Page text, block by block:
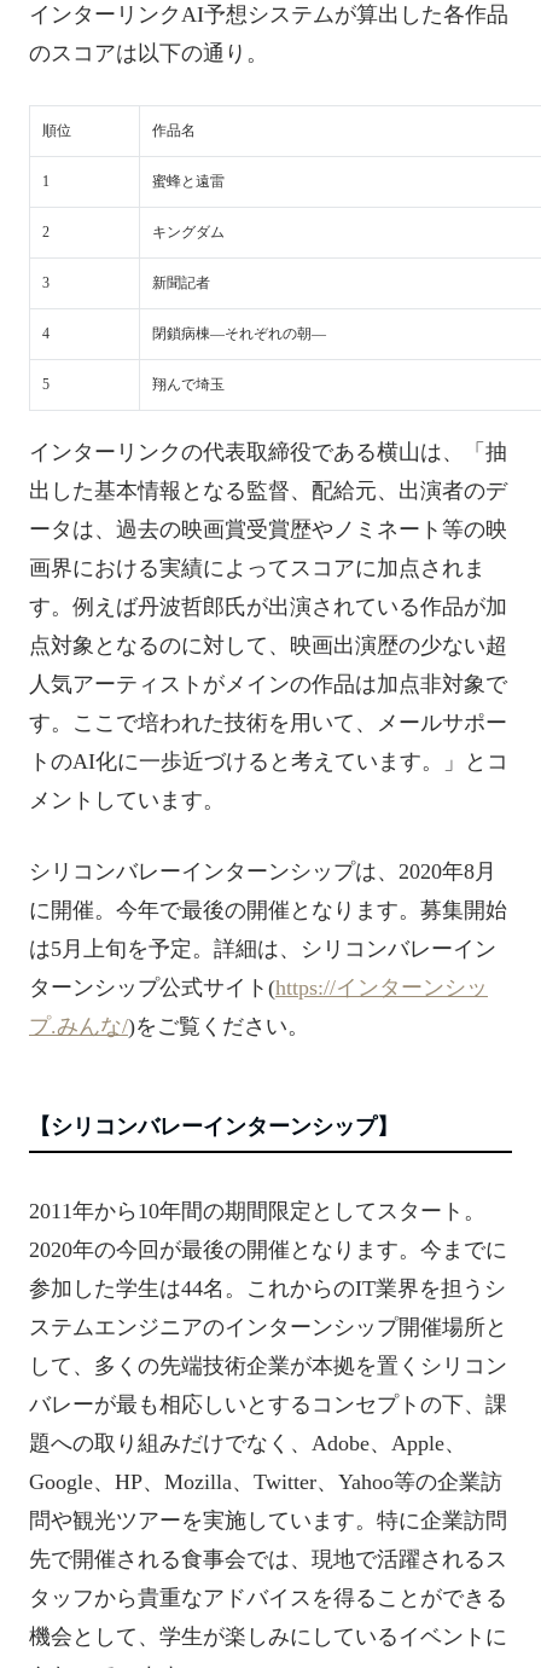
インターリンクAI予想システムが算出した各作品
のスコアは以下の通り。
順位 作品名
1 蜜蜂と遠雷
2 キングダム
3 新聞記者
4 閉鎖病棟―それぞれの朝―
5 翔んで埼玉
インターリンクの代表取締役である横山は、「抽
出した基本情報となる監督、配給元、出演者のデ
ータは、過去の映画賞受賞歴やノミネート等の映
画界における実績によってスコアに加点されま
す。例えば丹波哲郎氏が出演されている作品が加
点対象となるのに対して、映画出演歴の少ない超
人気アーティストがメインの作品は加点非対象で
す。ここで培われた技術を用いて、メールサポー
トのAI化に一歩近づけると考えています。」とコ
メントしています。
シリコンバレーインターンシップは、2020年8月
に開催。今年で最後の開催となります。募集開始
は5月上旬を予定。詳細は、シリコンバレーイン
ターンシップ公式サイト(https://インターンシッ
プ.みんな/)をご覧ください。
【シリコンバレーインターンシップ】
2011年から10年間の期間限定としてスタート。
2020年の今回が最後の開催となります。今までに
参加した学生は44名。これからのIT業界を担うシ
ステムエンジニアのインターンシップ開催場所と
して、多くの先端技術企業が本拠を置くシリコン
バレーが最も相応しいとするコンセプトの下、課
題への取り組みだけでなく、Adobe、Apple、
Google、HP、Mozilla、Twitter、Yahoo等の企業訪
問や観光ツアーを実施しています。特に企業訪問
先で開催される食事会では、現地で活躍されるス
タッフから貴重なアドバイスを得ることができる
機会として、学生が楽しみにしているイベントに